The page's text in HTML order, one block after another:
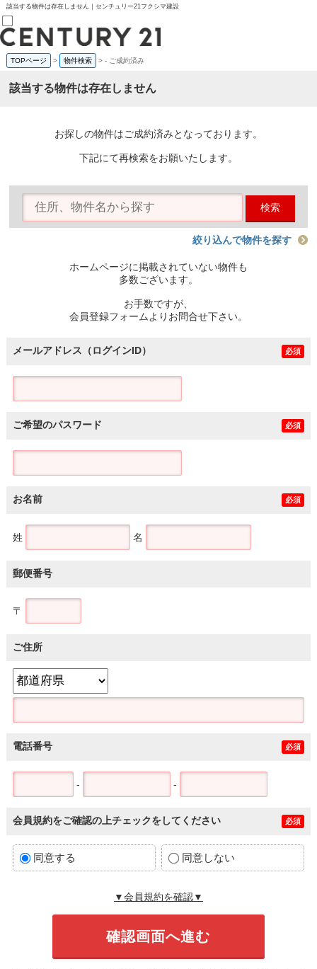
該当する物件は存在しません｜センチュリー21フクシマ建設
売買部
0120-800-844
賃貸部
会員メニュー
物件を探す
購入TOP
条件から探す
住宅ローン控除シミュレータ
TOPページ > 物件検索 >- ご成約済み
該当する物件は存在しません
お探しの物件はご成約済みとなっております。
下記にて再検索をお願いたします。
検索
絞り込んで物件を探す
ホームページに掲載されていない物件も
多数ございます。
お手数ですが、
会員登録フォームよりお問合せ下さい。
メールアドレス（ログインID） 必須
ご希望のパスワード 必須
お名前 必須
姓 名
郵便番号
〒
ご住所
電話番号 必須
- -
会員規約をご確認の上チェックをしてください 必須
同意する 同意しない
▼会員規約を確認▼